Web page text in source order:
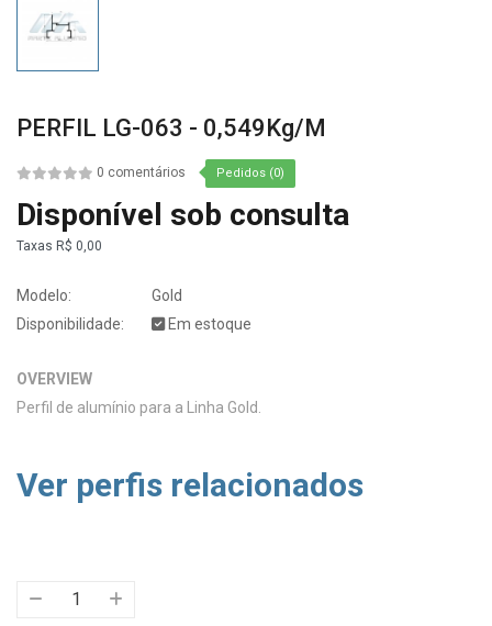
PERFIL LG-063 - 0,549Kg/m
0 comentários Pedidos (0)
Disponível sob consulta
Taxas R$ 0,00
Modelo:
Gold
Disponibilidade:
Em estoque
OVERVIEW
Perfil de alumínio para a Linha Gold.
Ver perfis relacionados